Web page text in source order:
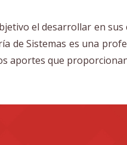
el desarrollar en
de Sistemas es una
aportes que